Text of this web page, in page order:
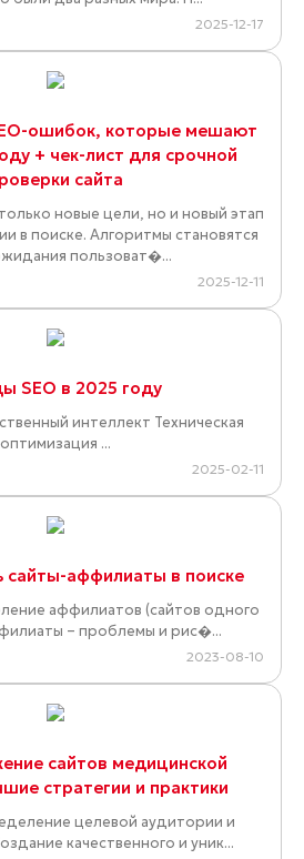
2025-12-17
ошибок, которые мешают
+ чек-лист для срочной
сайта
новые цели, но и новый этап
в поиске. Алгоритмы становятся
пользоват�...
2025-12-11
SEO в 2025 году
интеллект Техническая
оптимизация ...
2025-02-11
сайты-аффилиаты в поиске
аффилиатов (сайтов одного
– проблемы и рис�...
2023-08-10
сайтов медицинской
стратегии и практики
целевой аудитории и
качественного и уник...